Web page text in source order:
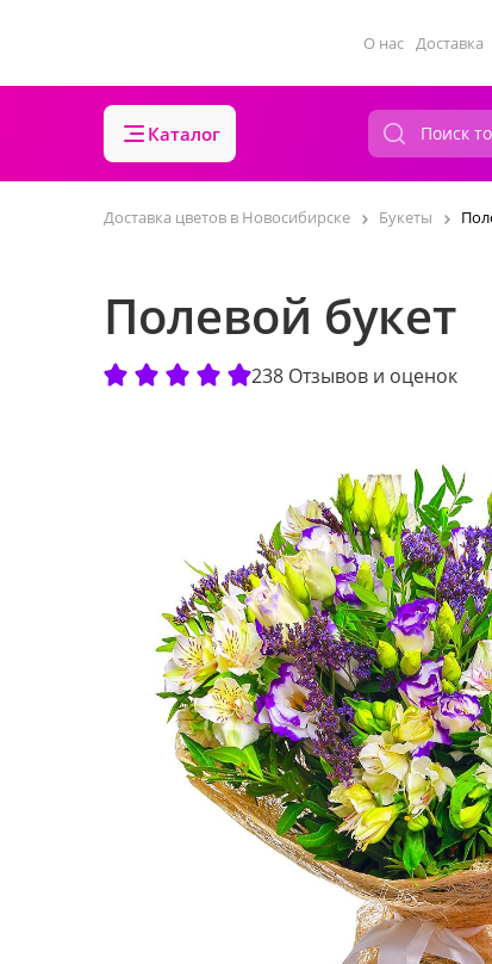
О нас Доставка
Каталог
Доставка цветов в Новосибирске Букеты
Полевой букет
238 Отзывов и оценок